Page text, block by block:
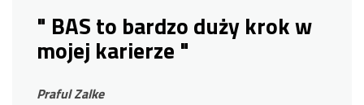
" BAS to bardzo duży krok w
mojej karierze "
Praful Zalke